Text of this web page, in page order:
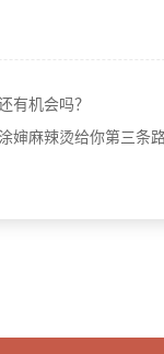
有机会吗？
婶麻辣烫给你第三条